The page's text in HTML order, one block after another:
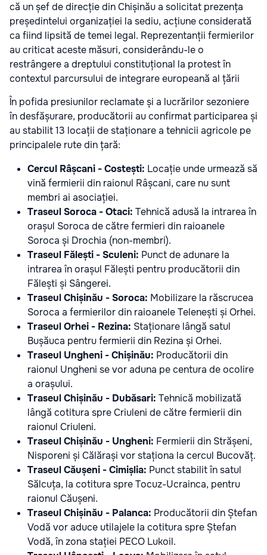
că un șef de direcție din Chișinău a solicitat prezența
președintelui organizației la sediu, acțiune considerată
ca fiind lipsită de temei legal. Reprezentanții fermierilor
au criticat aceste măsuri, considerându-le o
restrângere a dreptului constituțional la protest în
contextul parcursului de integrare europeană al țării
În pofida presiunilor reclamate și a lucrărilor sezoniere
în desfășurare, producătorii au confirmat participarea și
au stabilit 13 locații de staționare a tehnicii agricole pe
principalele rute din țară:
Cercul Râșcani - Costești: Locație unde urmează să
vină fermierii din raionul Râșcani, care nu sunt
membri ai asociației.
Traseul Soroca - Otaci: Tehnică adusă la intrarea în
orașul Soroca de către fermieri din raioanele
Soroca și Drochia (non-membri).
Traseul Fălești - Sculeni: Punct de adunare la
intrarea în orașul Fălești pentru producătorii din
Fălești și Sângerei.
Traseul Chișinău - Soroca: Mobilizare la răscrucea
Soroca a fermierilor din raioanele Telenești și Orhei.
Traseul Orhei - Rezina: Staționare lângă satul
Bușăuca pentru fermierii din Rezina și Orhei.
Traseul Ungheni - Chișinău: Producătorii din
raionul Ungheni se vor aduna pe centura de ocolire
a orașului.
Traseul Chișinău - Dubăsari: Tehnică mobilizată
lângă cotitura spre Criuleni de către fermierii din
raionul Criuleni.
Traseul Chișinău - Ungheni: Fermierii din Strășeni,
Nisporeni și Călărași vor staționa la cercul Bucovăț.
Traseul Căușeni - Cimișlia: Punct stabilit în satul
Sălcuța, la cotitura spre Tocuz-Ucrainca, pentru
raionul Căușeni.
Traseul Chișinău - Palanca: Producătorii din Ștefan
Vodă vor aduce utilajele la cotitura spre Ștefan
Vodă, în zona stației PECO Lukoil.